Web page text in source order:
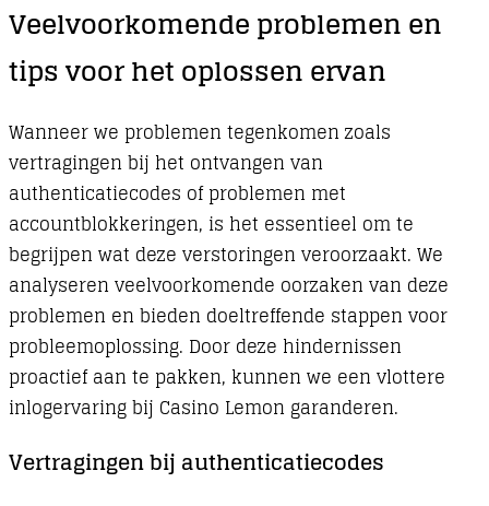
Veelvoorkomende problemen en
tips voor het oplossen ervan
Wanneer we problemen tegenkomen zoals
vertragingen bij het ontvangen van
authenticatiecodes of problemen met
accountblokkeringen, is het essentieel om te
begrijpen wat deze verstoringen veroorzaakt. We
analyseren veelvoorkomende oorzaken van deze
problemen en bieden doeltreffende stappen voor
probleemoplossing. Door deze hindernissen
proactief aan te pakken, kunnen we een vlottere
inlogervaring bij Casino Lemon garanderen.
Vertragingen bij authenticatiecodes